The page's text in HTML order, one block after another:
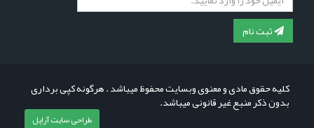
ثبت نام
کلیه حقوق مادی و معنوی وبسایت محفوظ میباشد . هرگونه کپی برداری
بدون ذکر منبع غیر قانونی میباشد.
طراحی سایت آراپل